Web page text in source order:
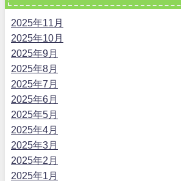
2025年11月
2025年10月
2025年9月
2025年8月
2025年7月
2025年6月
2025年5月
2025年4月
2025年3月
2025年2月
2025年1月